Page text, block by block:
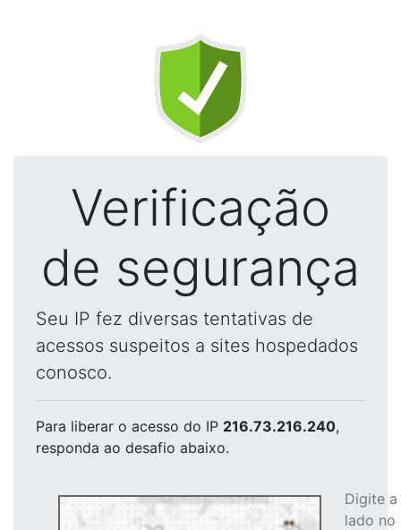
Verificação
de segurança
Seu IP fez diversas tentativas de
acessos suspeitos a sites hospedados
conosco.
Para liberar o acesso do IP 216.73.216.240,
responda ao desafio abaixo.
Digite
lado no